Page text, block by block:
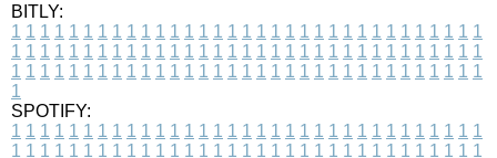
BITLY:
1 1 1 1 1 1 1 1 1 1 1 1 1 1 1 1 1 1 1 1 1 1 1 1 1 1 1 1 1 1 1 1 1
1 1 1 1 1 1 1 1 1 1 1 1 1 1 1 1 1 1 1 1 1 1 1 1 1 1 1 1 1 1 1 1 1
1 1 1 1 1 1 1 1 1 1 1 1 1 1 1 1 1 1 1 1 1 1 1 1 1 1 1 1 1 1 1 1 1
1
SPOTIFY:
1 1 1 1 1 1 1 1 1 1 1 1 1 1 1 1 1 1 1 1 1 1 1 1 1 1 1 1 1 1 1 1 1
1 1 1 1 1 1 1 1 1 1 1 1 1 1 1 1 1 1 1 1 1 1 1 1 1 1 1 1 1 1 1 1 1